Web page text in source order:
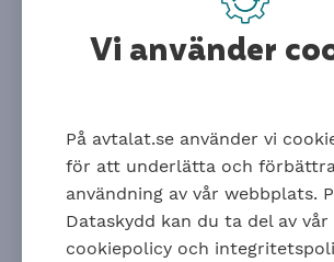
systemet förutsägbart och hållbart
så kallade lönekapningen.
Så beräknas
förändringen av
månader du har kvar till 65-
betydelse.
Föregående års lön jämförs med
Överstiger höjningen den aktuella
Vi använder
På avtalat.se använder vi
för att underlätta och
användning av vår webbplats.
Dataskydd kan du ta del av vår
cookiepolicy och